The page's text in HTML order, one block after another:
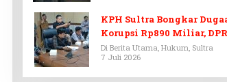
KPH Sultra Bongkar
Korupsi Rp890 Miliar,
Sultra Gelar RDP
Di Berita Utama, Hukum, Sultra
7 Juli 2026